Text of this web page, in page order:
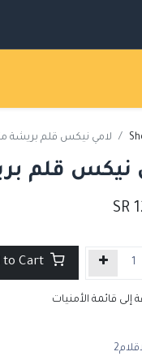
لامي نيكس قلم بريشة
نيكس قلم
Add to Cart
إلى قائمة الأمنيات